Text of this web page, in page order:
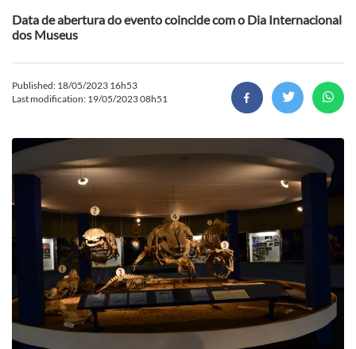
Data de abertura do evento coincide com o Dia Internacional
dos Museus
Published: 18/05/2023 16h53
Last modification: 19/05/2023 08h51